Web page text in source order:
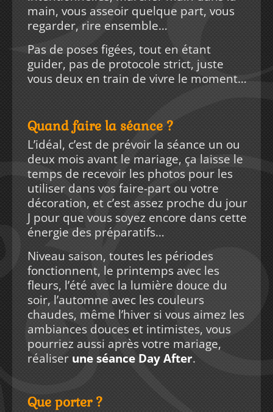
main, vous asseoir quelque part, vous
regarder, rire ensemble…
Pas de poses figées, tout en étant
guider, pas de protocole strict, juste
vous deux en train de vivre le moment…
Quand faire la séance ?
L’idéal, c’est de prévoir la séance un ou
deux mois avant le mariage, ça laisse le
temps de recevoir les photos pour les
utiliser dans vos faire-part ou votre
décoration, et c’est assez proche du jour
J pour que vous soyez encore dans cette
énergie des préparatifs…
Niveau saison, toutes les périodes
fonctionnent, le printemps avec les
fleurs, l’été avec la lumière douce du
soir, l’automne avec les couleurs
chaudes, même l’hiver si vous aimez les
ambiances douces et intimistes, vous
pourriez aussi après votre mariage,
réaliser une séance Day After.
Que porter ?